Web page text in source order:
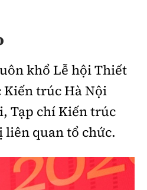
thầu
Công nghệ
Công nghệ mới
khổ Lễ hội Thiết
Kiến trúc Hà Nội
Tạp chí Kiến trúc
liên quan tổ chức.